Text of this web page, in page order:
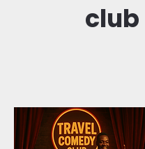
club